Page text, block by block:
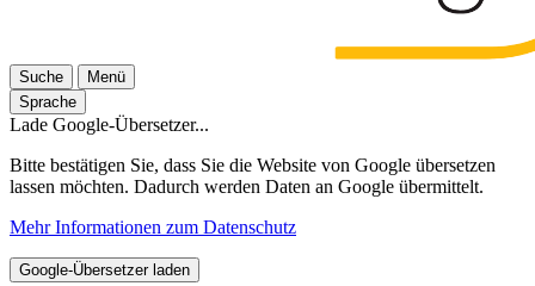
Suche
Menü
Sprache
Lade Google-Übersetzer...
Bitte bestätigen Sie, dass Sie die Website von Google übersetzen
lassen möchten. Dadurch werden Daten an Google übermittelt.
Mehr Informationen zum Datenschutz
Google-Übersetzer laden